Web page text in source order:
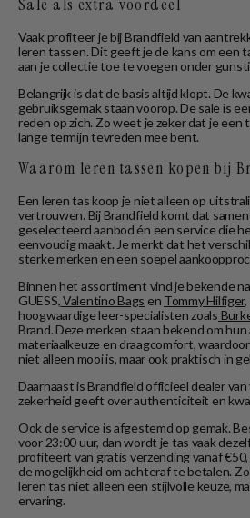
Vaak profiteer je bij Brandfield van
leren tassen. Dit geeft je de kans om een
aan je collectie toe te voegen onder
Belangrijk is dat de basis altijd klopt. De
gebruiksgemak staan voorop. De sale is
reden op zich. Zo weet je zeker dat je een
lange termijn tevreden mee bent.
Waarom leren tassen kopen bij
Een leren tas koop je niet alleen op
vertrouwen. Bij Brandfield komt dat
geselecteerd aanbod én een service die
eenvoudig maakt. Je merkt dat het
sterke merken en een soepel
Binnen het assortiment vind je bekende
GUESS,Valentino Bags en Tommy Hilfiger
hoogwaardige leer-specialisten zoals
Brand. Deze merken staan bekend om
materiaalkeuze en draagcomfort,
niet alleen mooi is, maar ook praktisch in
Daarnaast is Brandfield officieel dealer
zekerheid geeft over authenticiteit en
Ook de service is afgestemd op gemak.
voor 23:00 uur, dan wordt je tas vaak
profiteert van gratis verzending vanaf
de mogelijkheid om achteraf te betalen.
leren tas niet alleen een stijlvolle keuze,
ervaring.